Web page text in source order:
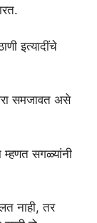
इत्यादींचे
समजावत असे
सगळ्यांनी
नाही, तर